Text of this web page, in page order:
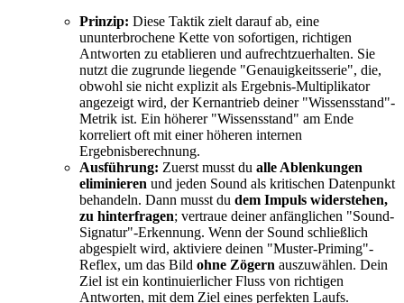
Prinzip: Diese Taktik zielt darauf ab, eine
ununterbrochene Kette von sofortigen, richtigen
Antworten zu etablieren und aufrechtzuerhalten. Sie
nutzt die zugrunde liegende "Genauigkeitsserie", die,
obwohl sie nicht explizit als Ergebnis-Multiplikator
angezeigt wird, der Kernantrieb deiner "Wissensstand"-
Metrik ist. Ein höherer "Wissensstand" am Ende
korreliert oft mit einer höheren internen
Ergebnisberechnung.
Ausführung: Zuerst musst du alle Ablenkungen
eliminieren und jeden Sound als kritischen Datenpunkt
behandeln. Dann musst du dem Impuls widerstehen,
zu hinterfragen; vertraue deiner anfänglichen "Sound-
Signatur"-Erkennung. Wenn der Sound schließlich
abgespielt wird, aktiviere deinen "Muster-Priming"-
Reflex, um das Bild ohne Zögern auszuwählen. Dein
Ziel ist ein kontinuierlicher Fluss von richtigen
Antworten, mit dem Ziel eines perfekten Laufs.